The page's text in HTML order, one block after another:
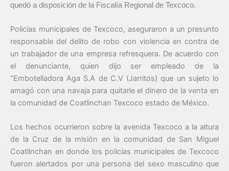
quedó a disposición de la Fiscalía Regional de Texcoco.
Policías municipales de Texcoco, aseguraron a un presunto
responsable del delito de robo con violencia en contra de
un trabajador de una empresa refresquera. De acuerdo con
el denunciante, quien dijo ser empleado de la
“Embotelladora Aga S.A de C.V (Jarritos) que un sujeto lo
amagó con una navaja para quitarle el dinero de la venta en
la comunidad de Coatlinchan Texcoco estado de México.
Los hechos ocurrieron sobre la avenida Texcoco a la altura
de la Cruz de la misión en la comunidad de San Miguel
Coatlinchan en donde los policías municipales de Texcoco
fueron alertados por una persona del sexo masculino que